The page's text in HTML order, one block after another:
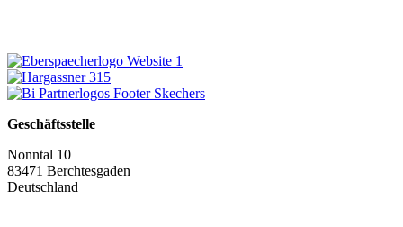
Geschäftsstelle
Nonntal 10
83471 Berchtesgaden
Deutschland